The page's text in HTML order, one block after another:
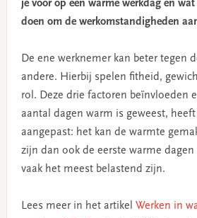
je voor op een warme werkdag en
doen om de werkomstandigheden
De ene werknemer kan beter tegen
andere. Hierbij spelen fitheid,
rol. Deze drie factoren beïnvloeden
aantal dagen warm is geweest,
aangepast: het kan de warmte
zijn dan ook de eerste warme
vaak het meest belastend zijn.
Lees meer in het artikel Werken in